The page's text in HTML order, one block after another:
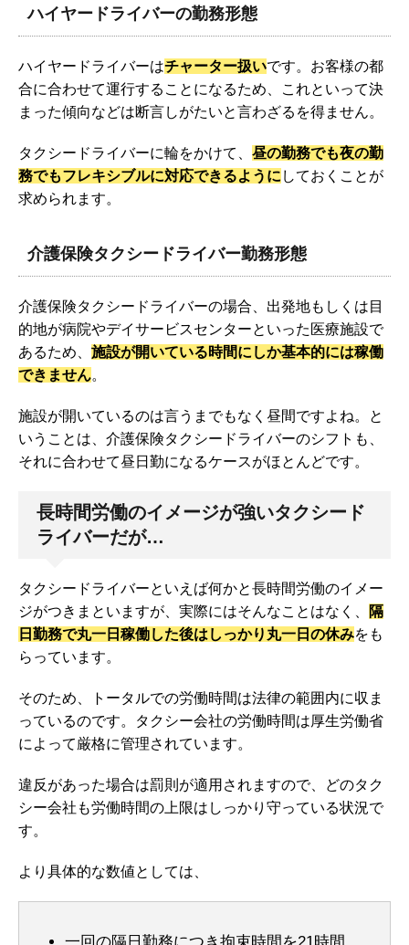
ハイヤードライバーの勤務形態
ハイヤードライバーはチャーター扱いです。お客様の都
合に合わせて運行することになるため、これといって決
まった傾向などは断言しがたいと言わざるを得ません。
タクシードライバーに輪をかけて、 昼の勤務でも夜の勤
務でもフレキシブルに対応できるように しておくことが
求められます。
介護保険タクシードライバー勤務形態
介護保険タクシードライバーの場合、出発地もしくは目
的地が病院やデイサービスセンターといった医療施設で
あるため、 施設が開いている時間にしか基本的には稼働
できません。
施設が開いているのは言うまでもなく昼間ですよね。と
いうことは、介護保険タクシードライバーのシフトも、
それに合わせて昼日勤になるケースがほとんどです。
長時間労働のイメージが強いタクシード
ライバーだが…
タクシードライバーといえば何かと長時間労働のイメー
ジがつきまといますが、実際にはそんなことはなく、
隔
日勤務で丸一日稼働した後はしっかり丸一日の休みをも
らっています。
そのため、トータルでの労働時間は法律の範囲内に収ま
っているのです。タクシー会社の労働時間は厚生労働省
によって厳格に管理されています。
違反があった場合は罰則が適用されますので、どのタク
シー会社も労働時間の上限はしっかり守っている状況で
す。
より具体的な数値としては、